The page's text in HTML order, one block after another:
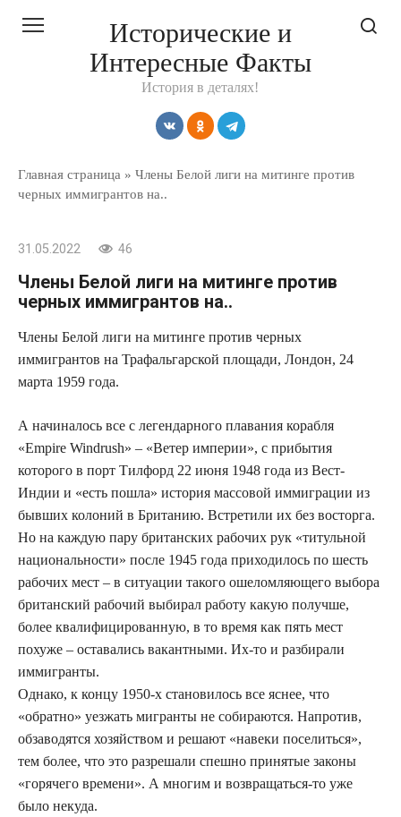
Исторические и
Интересные Факты
История в деталях!
Главная страница » Члены Белой лиги на митинге против
черных иммигрантов на..
31.05.2022 46
Члены Белой лиги на митинге против
черных иммигрантов на..
Члены Белой лиги на митинге против черных
иммигрантов на Трафальгарской площади, Лондон, 24
марта 1959 года.
А начиналось все с легендарного плавания корабля
«Empire Windrush» – «Ветер империи», с прибытия
которого в порт Тилфорд 22 июня 1948 года из Вест-
Индии и «есть пошла» история массовой иммиграции из
бывших колоний в Британию. Встретили их без восторга.
Но на каждую пару британских рабочих рук «титульной
национальности» после 1945 года приходилось по шесть
рабочих мест – в ситуации такого ошеломляющего выбора
британский рабочий выбирал работу какую получше,
более квалифицированную, в то время как пять мест
похуже – оставались вакантными. Их-то и разбирали
иммигранты.
Однако, к концу 1950-х становилось все яснее, что
«обратно» уезжать мигранты не собираются. Напротив,
обзаводятся хозяйством и решают «навеки поселиться»,
тем более, что это разрешали спешно принятые законы
«горячего времени». А многим и возвращаться-то уже
было некуда.